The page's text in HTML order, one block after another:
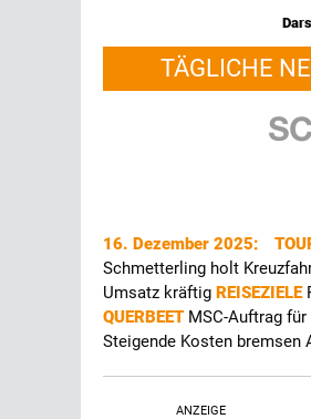
TÄGLICHE
16. Dezember 2025:
Schmetterling holt
Umsatz kräftig REISEZIELE
QUERBEET MSC-Auftrag
Steigende Kosten bremsen
ANZEIGE